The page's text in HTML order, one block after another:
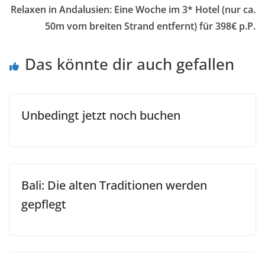
Relaxen in Andalusien: Eine Woche im 3* Hotel (nur ca.
50m vom breiten Strand entfernt) für 398€ p.P.
Das könnte dir auch gefallen
Unbedingt jetzt noch buchen
Bali: Die alten Traditionen werden
gepflegt